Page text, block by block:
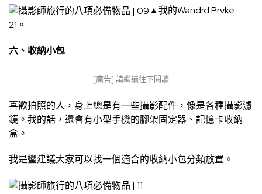
▲我的Wandrd Prvke
21。
六、收納小包
[廣告] 請繼續往下閱讀
喜歡拍照的人，身上總是有一些攝影配件，像是各種攝影濾
鏡。我的話，還會有小型手機的腳架固定器、記憶卡收納
盒。
我是蠻建議大家可以找一個適合的收納小包分類放置。